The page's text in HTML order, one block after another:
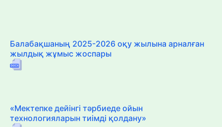
Балабақшаның 2025-2026 оқу жылына арналған
жылдық жұмыс жоспары
«Мектепке дейінгі тәрбиеде ойын
технологияларын тиімді қолдану»